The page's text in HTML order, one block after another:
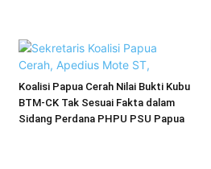
Koalisi Papua Cerah Nilai Bukti Kubu
BTM-CK Tak Sesuai Fakta dalam
Sidang Perdana PHPU PSU Papua